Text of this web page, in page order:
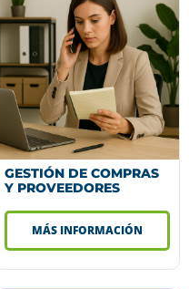
GESTIÓN DE COMPRAS
Y PROVEEDORES
MÁS INFORMACIÓN